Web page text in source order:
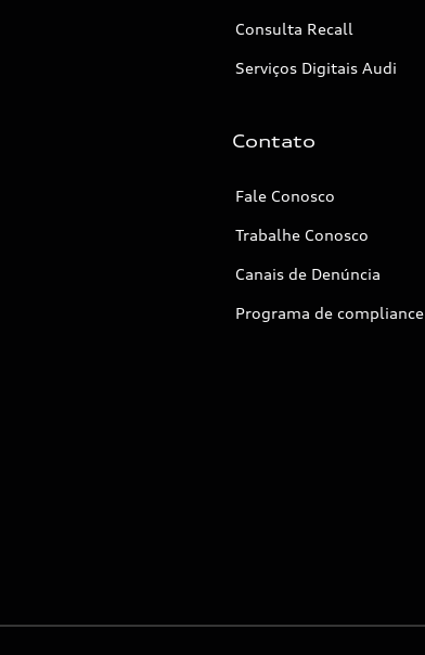
Consulta Recall
Serviços Digitais Audi
Contato
Fale Conosco
Trabalhe Conosco
Canais de Denúncia
Programa de compliance